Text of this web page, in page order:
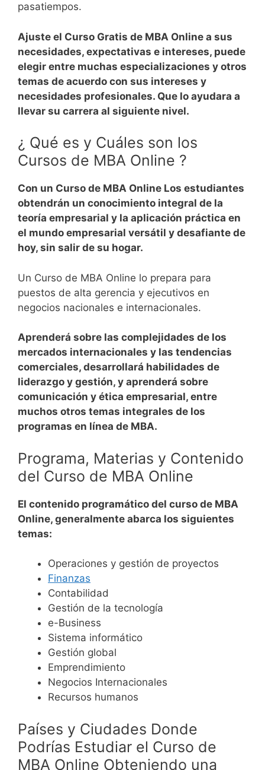
pasatiempos.
Ajuste el Curso Gratis de MBA Online a sus
necesidades, expectativas e intereses, puede
elegir entre muchas especializaciones y otros
temas de acuerdo con sus intereses y
necesidades profesionales. Que lo ayudara a
llevar su carrera al siguiente nivel.
¿ Qué es y Cuáles son los
Cursos de MBA Online ?
Con un Curso de MBA Online Los estudiantes
obtendrán un conocimiento integral de la
teoría empresarial y la aplicación práctica en
el mundo empresarial versátil y desafiante de
hoy, sin salir de su hogar.
Un Curso de MBA Online lo prepara para
puestos de alta gerencia y ejecutivos en
negocios nacionales e internacionales.
Aprenderá sobre las complejidades de los
mercados internacionales y las tendencias
comerciales, desarrollará habilidades de
liderazgo y gestión, y aprenderá sobre
comunicación y ética empresarial, entre
muchos otros temas integrales de los
programas en línea de MBA.
Programa, Materias y Contenido
del Curso de MBA Online
El contenido programático del curso de MBA
Online, generalmente abarca los siguientes
temas:
Operaciones y gestión de proyectos
Finanzas
Contabilidad
Gestión de la tecnología
e-Business
Sistema informático
Gestión global
Emprendimiento
Negocios Internacionales
Recursos humanos
Países y Ciudades Donde
Podrías Estudiar el Curso de
MBA Online Obteniendo una